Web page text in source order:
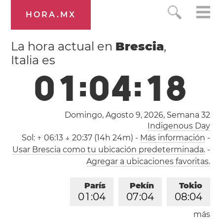
HORA.MX
La hora actual en Brescia,
Italia es
01:04:19
Domingo, Agosto 9, 2026, Semana 32
Indigenous Day
Sol: ↑ 06:13 ↓ 20:37 (14h 24m) - Más información -
Usar Brescia como tu ubicación predeterminada.-
Agregar a ubicaciones favoritas.
Tokio
08:04
Pekín
07:04
París
01 :04
más